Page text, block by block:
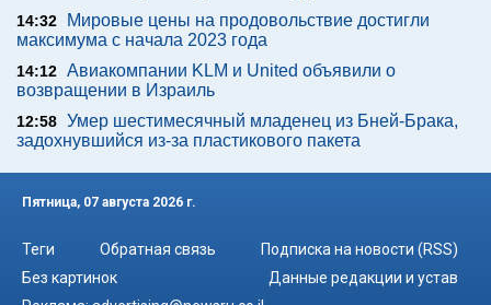
14:32
Мировые цены на продовольствие достигли
максимума с начала 2023 года
14:12 Авиакомпании KLM и United объявили о
возвращении в Израиль
12:58 Умер шестимесячный младенец из Бней-Брака,
задохнувшийся из-за пластикового пакета
Пятница, 07 августа 2026 г.
Теги Обратная связь
Подписка на новости (RSS)
Без картинок
Данные редакции и устав